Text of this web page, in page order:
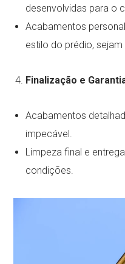
desenvolvidas para o
Acabamentos
estilo do prédio,
Finalização e
Acabamentos
impecável.
Limpeza final e
condições.